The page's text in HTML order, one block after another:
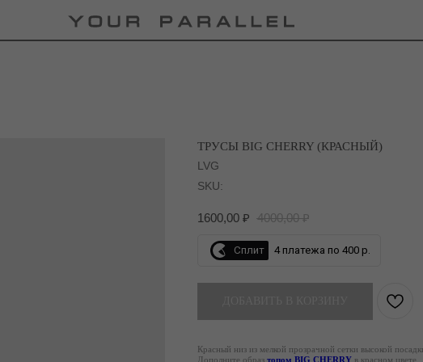
ТРУСЫ BIG CHERRY (КРАСНЫЙ)
LVG
SKU:
1600,00 ₽ 4000,00 ₽
Сплит 4 платежа по 400 р.
Красный низ из мелкой прозрачной сетки высокой
Дополните образ топом BIG CHERRY в красном цвете